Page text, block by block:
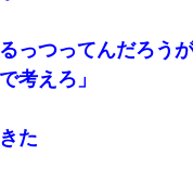
カレと寄りを戻してしまっ
曇って雰囲気が一転。そそ
寝付いてしまった…｜生
捕まえたら変質者扱いされ
るっつってんだろう
考えろ」
た